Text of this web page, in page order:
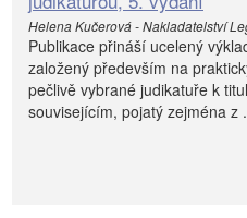
Helena Kučerová - Nakladatelství
Publikace přináší ucelený
založený především na
pečlivě vybrané judikatuře k
souvisejícím, pojatý zejména z